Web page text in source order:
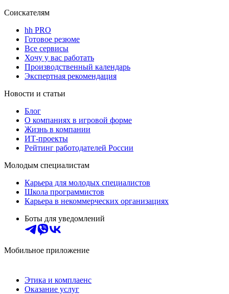
Соискателям
hh PRO
Готовое резюме
Все сервисы
Хочу у вас работать
Производственный календарь
Экспертная рекомендация
Новости и статьи
Блог
О компаниях в игровой форме
Жизнь в компании
ИТ-проекты
Рейтинг работодателей России
Молодым специалистам
Карьера для молодых специалистов
Школа программистов
Карьера в некоммерческих организациях
Боты для уведомлений
Мобильное приложение
Этика и комплаенс
Оказание услуг